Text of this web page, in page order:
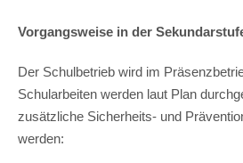
Vorgangsweise in der
Der Schulbetrieb wird im
Schularbeiten werden laut Plan
zusätzliche Sicherheits- und
werden: